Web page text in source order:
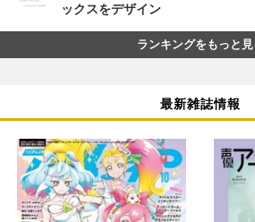
ックスをデザイン
ランキングをもっと見
最新雑誌情報